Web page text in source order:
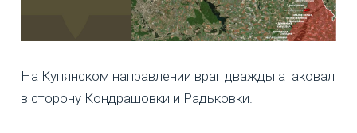
На Купянском направлении враг дважды атаковал
в сторону Кондрашовки и Радьковки.